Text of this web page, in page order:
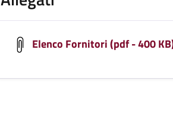
Elenco Fornitori (pdf - 400